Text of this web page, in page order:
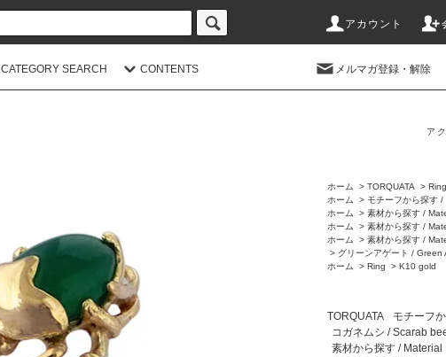
アカウント
CATEGORY SEARCH CONTENTS メルマガ登録・解除
ア
ホーム > TORQUATA > Ring
ホーム
> モチーフから探す /
ホーム
> 素材から探す /
ホーム
> 素材から探す /
ホーム
> 素材から探す /
> グリーンアゲート / Green
ホーム
> Ring > K10 gold
TORQUATA
モチーフ
コガネムシ / Scarab
素材から探す / Material